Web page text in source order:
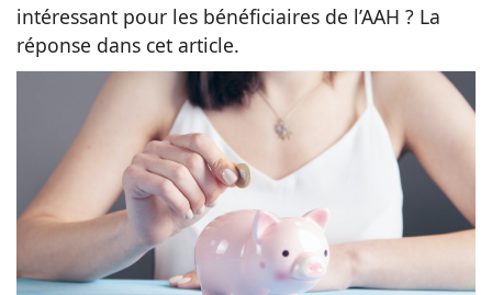
Santé
intéressant pour les bénéficiaires de l’AAH ? La
réponse dans cet article.